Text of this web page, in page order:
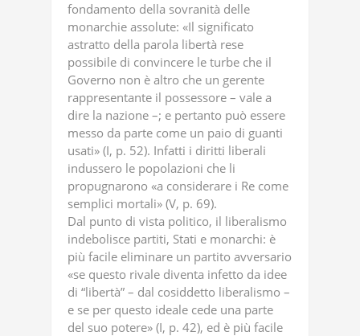
fondamento della sovranità delle
monarchie assolute: «Il significato
astratto della parola libertà rese
possibile di convincere le turbe che il
Governo non è altro che un gerente
rappresentante il possessore – vale a
dire la nazione –; e pertanto può essere
messo da parte come un paio di guanti
usati» (I, p. 52). Infatti i diritti liberali
indussero le popolazioni che li
propugnarono «a considerare i Re come
semplici mortali» (V, p. 69).
Dal punto di vista politico, il liberalismo
indebolisce partiti, Stati e monarchi: è
più facile eliminare un partito avversario
«se questo rivale diventa infetto da idee
di “libertà” – dal cosiddetto liberalismo –
e se per questo ideale cede una parte
del suo potere» (I, p. 42), ed è più facile